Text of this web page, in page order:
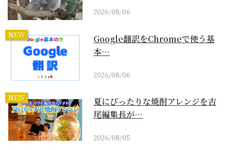
2026/08/06
NEW
Google翻訳をChromeで使う基
本…
2026/08/06
NEW
夏にぴったりな焼酎アレンジを吉
尾編集長が…
2026/08/05